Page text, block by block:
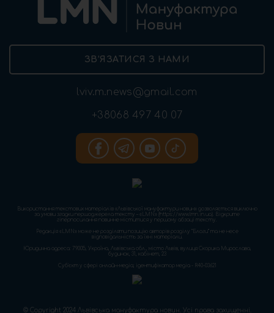
ЗВ’ЯЗАТИСЯ З НАМИ
lviv.m.news@gmail.com
+38068 497 40 07
Використання текстових матеріалів «Львівської мануфактури новин» дозволяється виключно
за умови згадки першоджерела тексту – «LMN» (https://www.lmn.in.ua). Відкрите
гіперпосилання повинне міститися у першому абзаці тексту.
Редакція «LMN» може не розділяти позицію авторів розділу “Блоги” та не несе
відповідальність за їхні матеріали.
Юридична адреса: 79005, Україна, Львівська обл., місто Львів, вулиця Скорика Мирослава,
будинок, 31, кабінет, 23
Cуб'єкт у сфері онлайн-медіа; ідентифікатор медіа - R40-03621
© Copyright 2024 Львівська мануфактура новин. Усі права захищенні.